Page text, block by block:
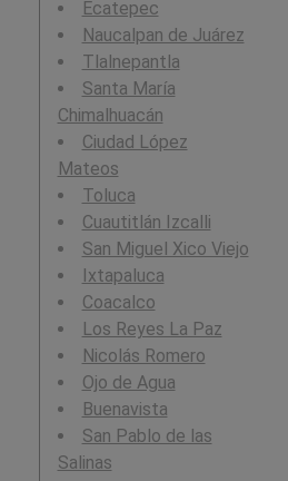
Ecatepec
Naucalpan de Juárez
Tlalnepantla
Santa María
Chimalhuacán
Ciudad López
Mateos
Toluca
Cuautitlán Izcalli
San Miguel Xico Viejo
Ixtapaluca
Coacalco
Los Reyes La Paz
Nicolás Romero
Ojo de Agua
Buenavista
San Pablo de las
Salinas